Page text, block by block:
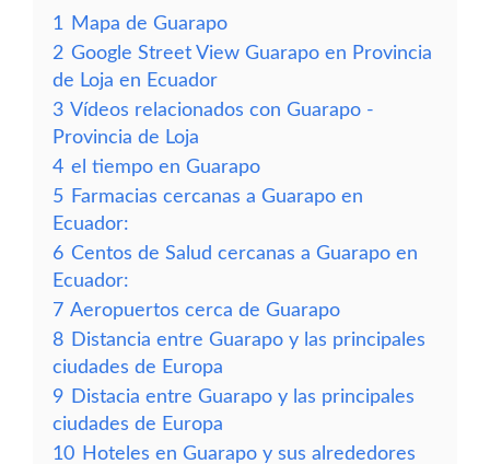
1
Mapa de Guarapo
2 Google Street View Guarapo en Provincia
de Loja en Ecuador
3 Vídeos relacionados con Guarapo -
Provincia de Loja
4 el tiempo en Guarapo
5 Farmacias cercanas a Guarapo en
Ecuador:
6 Centos de Salud cercanas a Guarapo en
Ecuador:
7 Aeropuertos cerca de Guarapo
8 Distancia entre Guarapo y las principales
ciudades de Europa
9 Distacia entre Guarapo y las principales
ciudades de Europa
10 Hoteles en Guarapo y sus alrededores